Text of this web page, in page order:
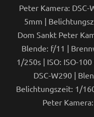
Peter Kamera:
5mm |
Dom Sankt Peter
Blende: f/11 |
1/250s | ISO: ISO-
DSC-W290 |
Belichtungszeit: 1/
Peter